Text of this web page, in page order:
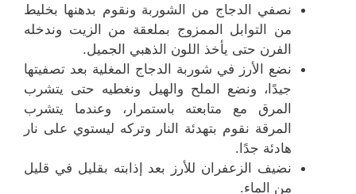
نصفي الدجاج من الشوربة ونقوم بدهنها بخليط
من التوابل الممزوج بملعقة من الزيت وندخله
الفرن حتى يأخذ اللون الذهبي الجميل.
نضع الأرز في شوربة الدجاج المغلية بعد تصفيتها
جيدًا، ونضع الملح والهيل ونغطيه حتى يتشرب
المرق مع متابعته باستمرار، وعندما يتشرب
المرقة نقوم بتهدئة النار وتركه ليستوي على نار
هادئة جدًا.
نضيف الزعفران للأرز بعد إذابته بقليل في قليل
من الماء.